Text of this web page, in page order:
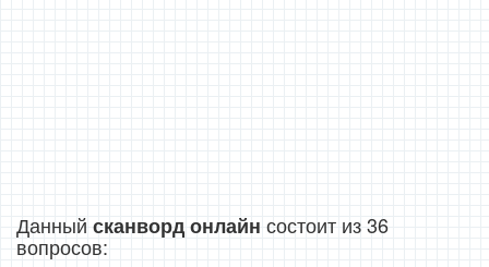
Данный сканворд онлайн состоит из 36
вопросов: